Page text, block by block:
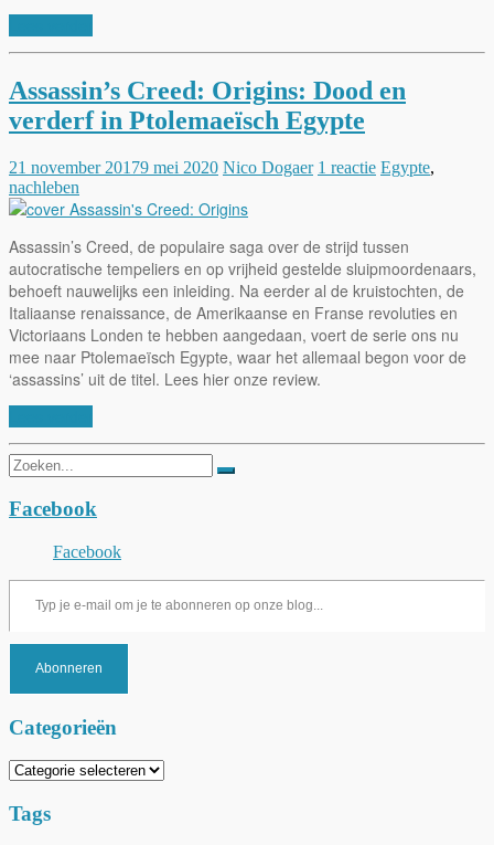
Assassin’s Creed: Origins: Dood en
verderf in Ptolemaeïsch Egypte
21 november 20179 mei 2020 Nico Dogaer 1 reactie Egypte,
nachleben
Assassin’s Creed, de populaire saga over de strijd tussen
autocratische tempeliers en op vrijheid gestelde sluipmoordenaars,
behoeft nauwelijks een inleiding. Na eerder al de kruistochten, de
Italiaanse renaissance, de Amerikaanse en Franse revoluties en
Victoriaans Londen te hebben aangedaan, voert de serie ons nu
mee naar Ptolemaeïsch Egypte, waar het allemaal begon voor de
‘assassins’ uit de titel. Lees hier onze review.
Zoeken
naar:
Facebook
Facebook
Typ je e-mail om je te abonneren op onze blog...
Abonneren
Categorieën
Categorieën
Tags